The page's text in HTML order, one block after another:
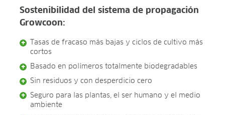
Sostenibilidad del sistema de propagación
Growcoon:
Tasas de fracaso más bajas y ciclos de cultivo más
cortos
Basado en polímeros totalmente biodegradables
Sin residuos y con desperdicio cero
Seguro para las plantas, el ser humano y el medio
ambiente